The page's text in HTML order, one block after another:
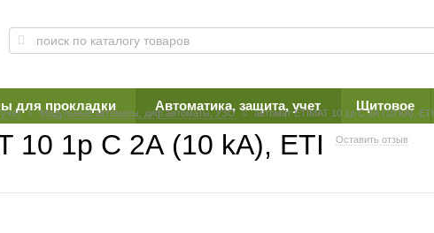
для прокладки Автоматика, защита, учет Щитовое
Модульные автоматы, диф.автоматы, УЗО автомат ETIMAT 10 1p C 2А (10 kA), ETI
10 1p C 2А (10 kA), ETI Оставить отзыв